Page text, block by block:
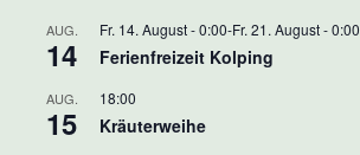
AUG.
14
Fr. 14. August - 0:00-Fr. 21. August - 0:00
Ferienfreizeit Kolping
AUG.
15
18:00
Kräuterweihe